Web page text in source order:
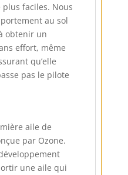
plus faciles. Nous
au sol
obtenir un
effort, même
qu’elle
pas le pilote
aile de
par Ozone.
une aile qui